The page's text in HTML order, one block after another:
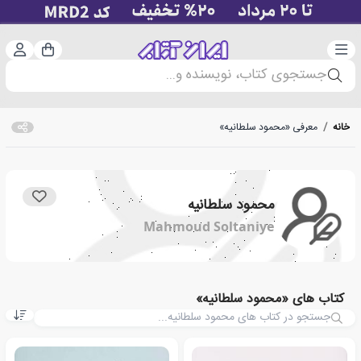
دسته‌بندی سبد
جستجوی کتاب، نویسنده و...
خانه / معرفی «محمود سلطانیه»
محمود سلطانیه
Mahmoud Soltaniye
کتاب های «محمود سلطانیه»